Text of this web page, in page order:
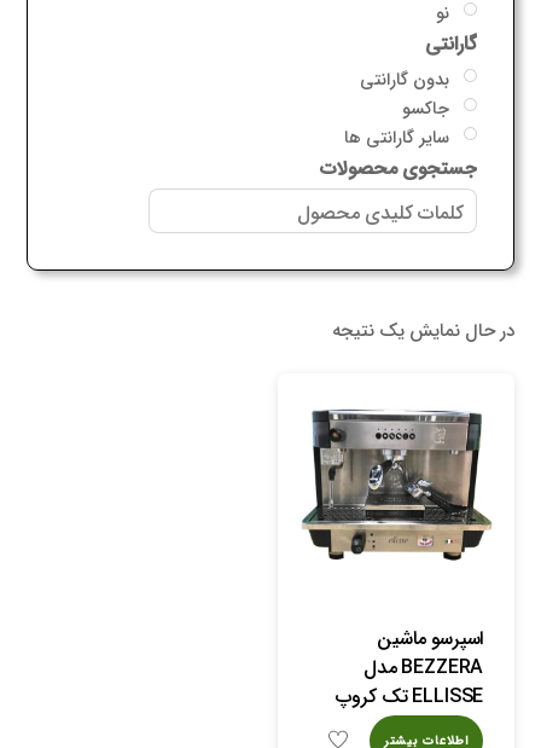
نو
گارانتی
بدون گارانتی
جاکسو
سایر گارانتی ها
جستجوی محصولات
در حال نمایش یک نتیجه
اسپرسو ماشین
BEZZERA مدل
ELLISSE تک کروپ
اطلاعات بیشتر